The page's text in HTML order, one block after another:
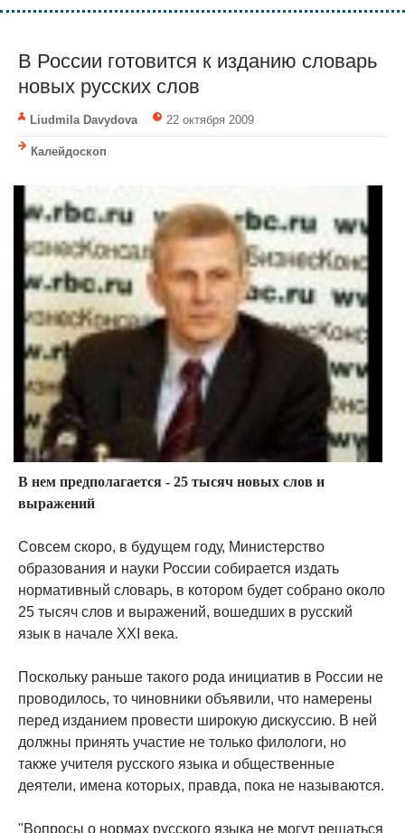
В России готовится к изданию словарь
новых русских слов
Liudmila Davydova 22 октября 2009
Калейдоскоп
В нем предполагается - 25 тысяч новых слов и
выражений
Совсем скоро, в будущем году, Министерство
образования и науки России собирается издать
нормативный словарь, в котором будет собрано около
25 тысяч слов и выражений, вошедших в русский
язык в начале XXI века.
Поскольку раньше такого рода инициатив в России не
проводилось, то чиновники объявили, что намерены
перед изданием провести широкую дискуссию. В ней
должны принять участие не только филологи, но
также учителя русского языка и общественные
деятели, имена которых, правда, пока не называются.
"Вопросы о нормах русского языка не могут решаться